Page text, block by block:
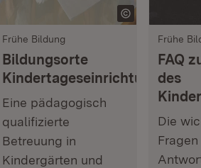
Frühe Bildung
Bildungsorte
Kindertageseinrichtungen
Eine pädagogisch
qualifizierte
Betreuung in
Kindergärten und
Frühe
FAQ
des
Die